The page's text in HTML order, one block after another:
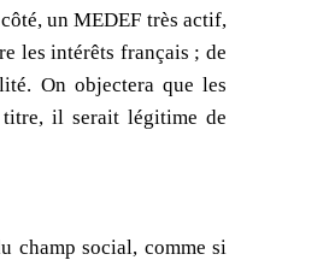
un MEDEF très actif,
les intérêts français ; de
On objectera que les
il serait légitime de
champ social, comme si